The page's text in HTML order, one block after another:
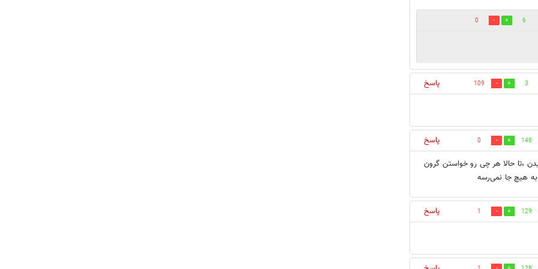
6
0
3
109 پاسخ
148
0
پاسخ
،تا حالا هر چی رو خواستن گرون
هیچ جا نمی‌رسه
129
1 پاسخ